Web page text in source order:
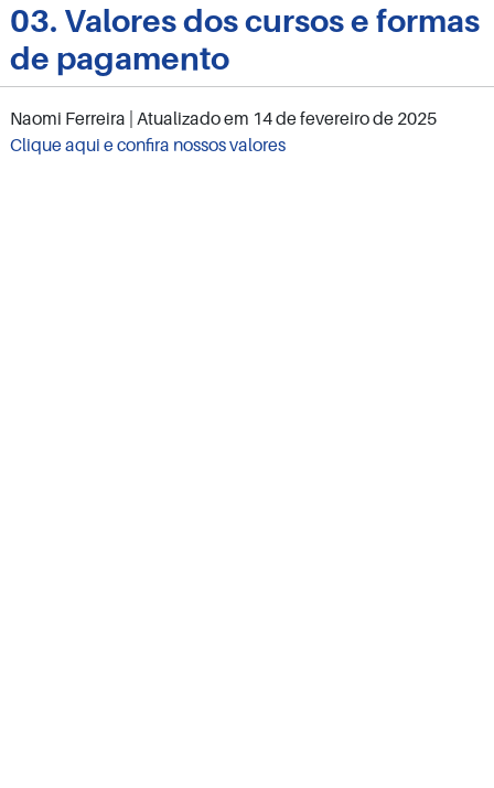
03. Valores dos cursos e formas
de pagamento
Naomi Ferreira | Atualizado em 14 de fevereiro de 2025
Clique aqui e confira nossos valores